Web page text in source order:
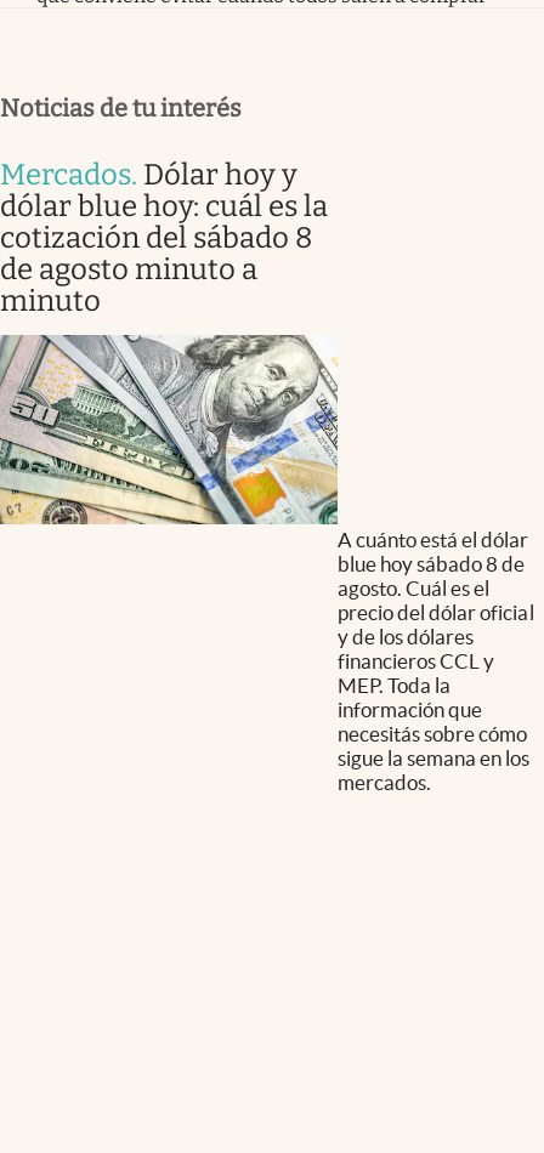
Noticias de tu interés
Mercados. Dólar hoy y
dólar blue hoy: cuál es la
cotización del sábado 8
de agosto minuto a
minuto
A cuánto está el dólar
blue hoy sábado 8 de
agosto. Cuál es el
precio del dólar oficial
y de los dólares
financieros CCL y
MEP. Toda la
información que
necesitás sobre cómo
sigue la semana en los
mercados.